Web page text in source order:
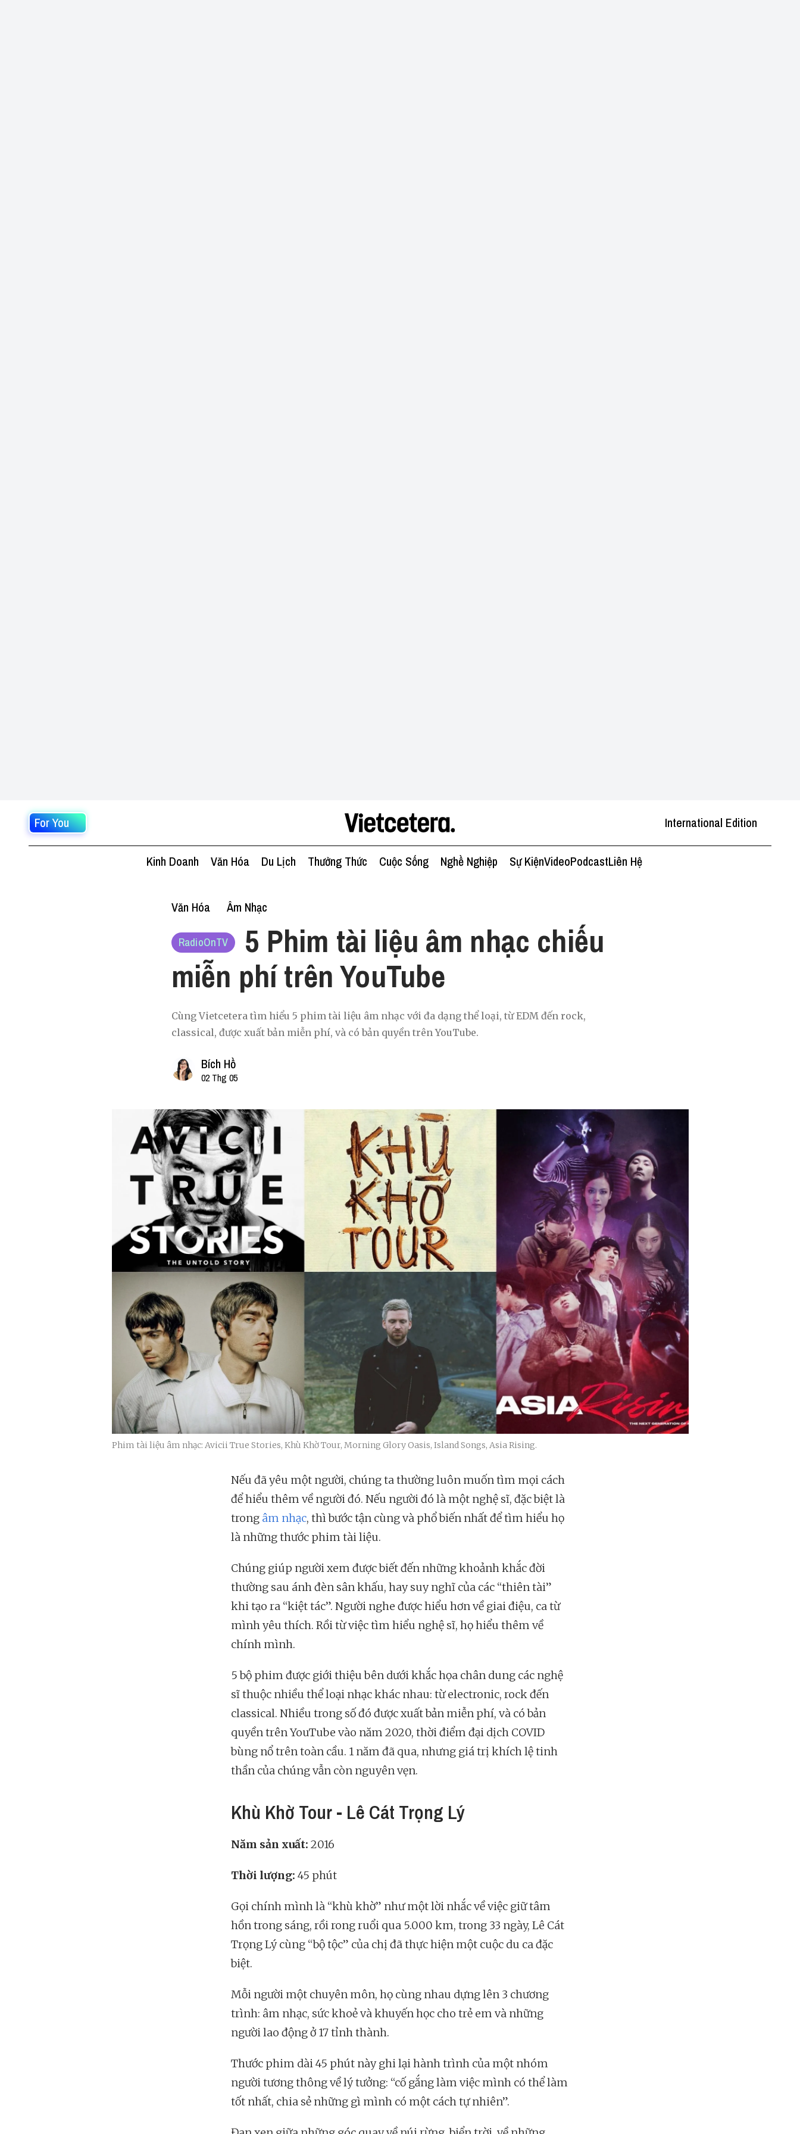
For You International Edition
Kinh Doanh Văn Hóa Du Lịch Thưởng Thức Cuộc Sống Nghề Nghiệp Sự KiệnVideoPodcastLiên Hệ
Văn Hóa Âm Nhạc
RadioOnTV
5 Phim tài liệu âm nhạc chiếu
miễn phí trên YouTube
Cùng Vietcetera tìm hiểu 5 phim tài liệu âm nhạc với đa dạng thể loại, từ EDM đến rock,
classical, được xuất bản miễn phí, và có bản quyền trên YouTube.
Bích Hồ
02 Thg 05
Phim tài liệu âm nhạc: Avicii True Stories, Khù Khờ Tour, Morning Glory Oasis, Island Songs, Asia Rising.
Nếu đã yêu một người, chúng ta thường luôn muốn tìm mọi cách
để hiểu thêm về người đó. Nếu người đó là một nghệ sĩ, đặc biệt là
trong âm nhạc, thì bước tận cùng và phổ biến nhất để tìm hiểu họ
là những thước phim tài liệu.
Chúng giúp người xem được biết đến những khoảnh khắc đời
thường sau ánh đèn sân khấu, hay suy nghĩ của các “thiên tài”
khi tạo ra “kiệt tác”. Người nghe được hiểu hơn về giai điệu, ca từ
mình yêu thích. Rồi từ việc tìm hiểu nghệ sĩ, họ hiểu thêm về
chính mình.
5 bộ phim được giới thiệu bên dưới khắc họa chân dung các nghệ
sĩ thuộc nhiều thể loại nhạc khác nhau: từ electronic, rock đến
classical. Nhiều trong số đó được xuất bản miễn phí, và có bản
quyền trên YouTube vào năm 2020, thời điểm đại dịch COVID
bùng nổ trên toàn cầu. 1 năm đã qua, nhưng giá trị khích lệ tinh
thần của chúng vẫn còn nguyên vẹn.
Khù Khờ Tour - Lê Cát Trọng Lý
Năm sản xuất: 2016
Thời lượng: 45 phút
Gọi chính mình là “khù khờ” như một lời nhắc về việc giữ tâm
hồn trong sáng, rồi rong ruổi qua 5.000 km, trong 33 ngày, Lê Cát
Trọng Lý cùng “bộ tộc” của chị đã thực hiện một cuộc du ca đặc
biệt.
Mỗi người một chuyên môn, họ cùng nhau dựng lên 3 chương
trình: âm nhạc, sức khoẻ và khuyến học cho trẻ em và những
người lao động ở 17 tỉnh thành.
Thước phim dài 45 phút này ghi lại hành trình của một nhóm
người tương thông về lý tưởng: “cố gắng làm việc mình có thể làm
tốt nhất, chia sẻ những gì mình có một cách tự nhiên”.